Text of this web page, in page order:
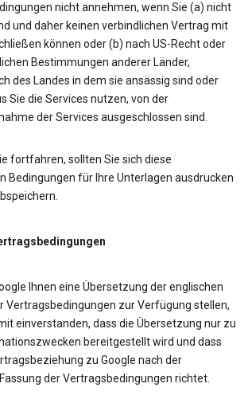
nicht annehmen, wenn Sie (a) nicht
und daher keinen verbindlichen Vertrag mit
können oder (b) nach US-Recht oder
Bestimmungen anderer Länder,
des Landes in dem sie ansässig sind oder
Sie die Services nutzen, von der
der Services ausgeschlossen sind.
fortfahren, sollten Sie sich diese
Bedingungen für Ihre Unterlagen ausdrucken
Ihnen eine Übersetzung der englischen
Vertragsbedingungen zur Verfügung stellen,
einverstanden, dass die Übersetzung nur zu
bereitgestellt wird und dass
zu Google nach der
der Vertragsbedingungen richtet.